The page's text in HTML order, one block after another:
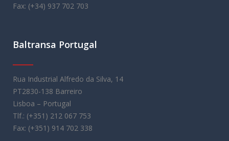
Fax: (+34) 937 702 703
Baltransa Portugal
Rua Industrial Alfredo da Silva, 14
PT2830-138 Barreiro
Lisboa – Portugal
Tlf.: (+351) 212 067 753
Fax: (+351) 914 702 338